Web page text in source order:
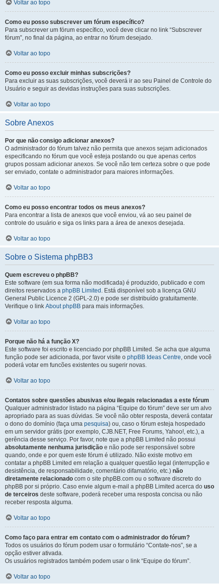
Voltar ao topo
Como eu posso subscrever um fórum específico?
Para subscrever um fórum específico, você deve clicar no link “Subscrever
fórum”, no final da página, ao entrar no fórum desejado.
Voltar ao topo
Como eu posso excluir minhas subscrições?
Para excluir as suas subscrições, você deverá ir ao seu Painel de Controle do
Usuário e seguir as devidas instruções para suas subscrições.
Voltar ao topo
Sobre Anexos
Por que não consigo adicionar anexos?
O administrador do fórum talvez não permita que anexos sejam adicionados
especificando no fórum que você esteja postando ou que apenas certos
grupos possam adicionar anexos. Se você não tem certeza sobre o que pode
ser enviado, contate o administrador para maiores informações.
Voltar ao topo
Como eu posso encontrar todos os meus anexos?
Para encontrar a lista de anexos que você enviou, vá ao seu painel de
controle do usuário e siga os links para a área de anexos desejada.
Voltar ao topo
Sobre o Sistema phpBB3
Quem escreveu o phpBB?
Este software (em sua forma não modificada) é produzido, publicado e com
direitos reservados a phpBB Limited . Está disponível sob a licença GNU
General Public Licence 2 (GPL-2.0) e pode ser distribuído gratuitamente.
Verifique o link About phpBB para mais informações.
Voltar ao topo
Porque não há a função X?
Este software foi escrito e licenciado por phpBB Limited. Se acha que alguma
função pode ser adicionada, por favor visite o phpBB Ideas Centre, onde você
poderá votar em funcões existentes ou sugerir novas.
Voltar ao topo
Contatos sobre questões abusivas e/ou ilegais relacionadas a este fórum
Qualquer administrador listado na página “Equipe do fórum” deve ser um alvo
apropriado para as suas dúvidas. Se você não obter resposta, deverá contatar
o dono do domínio (faça uma pesquisa) ou, caso o fórum esteja hospedado
em um servidor grátis (por exemplo, CJB.NET, Free Forums, Yahoo!, etc.), a
gerência desse serviço. Por favor, note que a phpBB Limited não possui
absolutamente nenhuma jurisdição e não pode ser responsável sobre
quando, onde e por quem este fórum é utilizado. Não existe motivo em
contatar a phpBB Limited em relação a qualquer questão legal (interrupção e
desistência, de responsabilidade, comentário difamatório, etc.) não
diretamente relacionado com o site phpBB.com ou o software discreto do
phpBB por si próprio. Caso envie algum e-mail a phpBB Limited acerca do uso
de terceiros deste software, poderá receber uma resposta concisa ou não
receber resposta alguma.
Voltar ao topo
Como faço para entrar em contato com o administrador do fórum?
Todos os usuários do fórum podem usar o formulário “Contate-nos”, se a
opção estiver ativada.
Os usuários registrados também podem usar o link “Equipe do fórum”.
Voltar ao topo